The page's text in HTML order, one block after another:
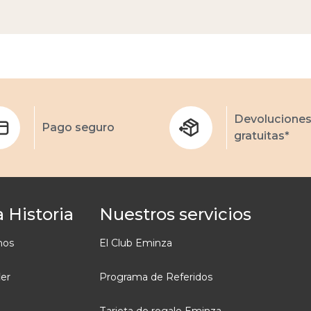
Pago seguro
Devoluciones
gratuitas*
Historia Nuestros servicios
El Club Eminza
Programa de Referidos